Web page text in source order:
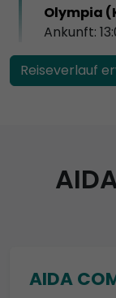
Olympia
Ankunft:
Reiseverlauf
AIDA